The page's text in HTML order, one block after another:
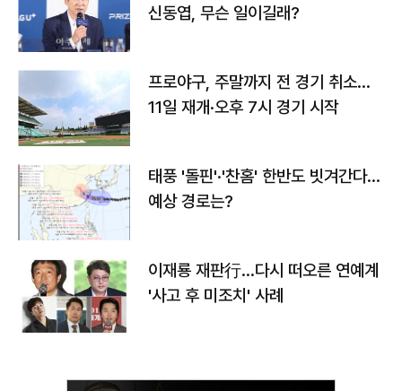
신동엽, 무슨 일이길래?
프로야구, 주말까지 전 경기 취소…
11일 재개·오후 7시 경기 시작
태풍 '돌핀'·'찬홈' 한반도 빗겨간다…
예상 경로는?
이재룡 재판行…다시 떠오른 연예계
'사고 후 미조치' 사례